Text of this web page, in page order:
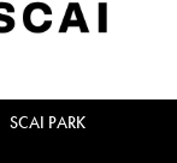
SCAI PARK